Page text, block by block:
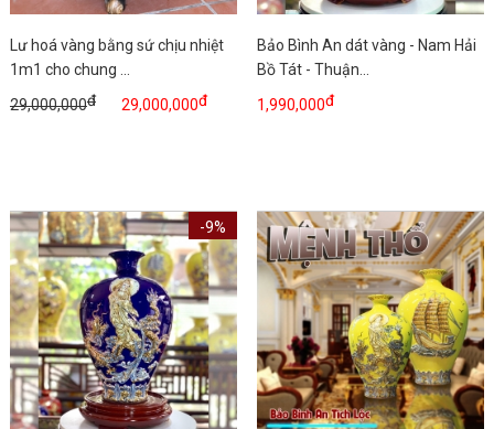
Lư hoá vàng bằng sứ chịu nhiệt
1m1 cho chung ...
29,000,000đ 29,000,000đ
Bảo Bình An dát vàng - Nam Hải
Bồ Tát - Thuận...
1,990,000đ
-9%